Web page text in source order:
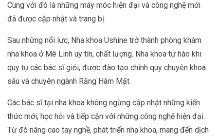
Cùng với đó là những máy móc hiện đại và công nghệ mới
đã được cập nhật và trang bị.
Sau những nổi lực, Nha khoa Ushine trở thành phòng khám
nha khoa ở Mê Linh uy tín, chất lượng. Nha khoa tự hào khi
quy tụ các bác sĩ giỏi, được đào tạo chính quy chuyên khoa
sâu và chuyên ngành Răng Hàm Mặt.
Các bác sĩ tại nha khoa không ngừng cập nhật những kiến
thức mới, học hỏi và tiếp cận với những công nghệ hiện đại.
Từ đó nâng cao tay nghề, phát triển nha khoa, mang đến dịch